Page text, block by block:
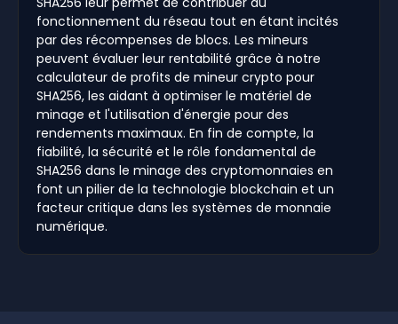
fonctionnement du réseau tout en étant incités
par des récompenses de blocs. Les mineurs
peuvent évaluer leur rentabilité grâce à notre
calculateur de profits de mineur crypto pour
SHA256, les aidant à optimiser le matériel de
minage et l'utilisation d'énergie pour des
rendements maximaux. En fin de compte, la
fiabilité, la sécurité et le rôle fondamental de
SHA256 dans le minage des cryptomonnaies en
font un pilier de la technologie blockchain et un
facteur critique dans les systèmes de monnaie
numérique.